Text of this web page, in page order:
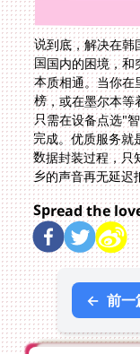
说到底，解决在
国国内的困境，
本质相通。当你
榜，或在墨尔本
只需在设备点选"
完成。优质服务
数据封装过程，
乡的声音再无延迟
Spread the
← 前一